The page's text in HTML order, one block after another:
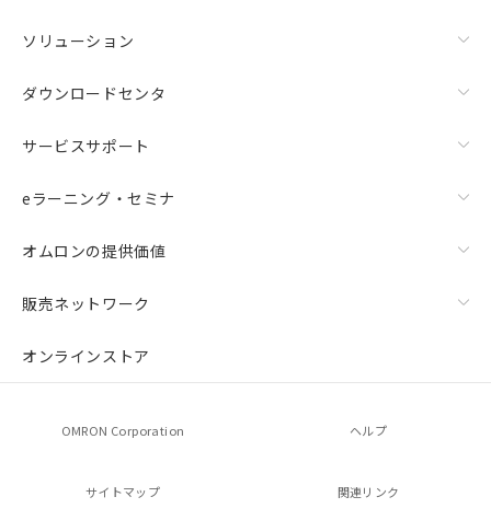
ソリューション
ダウンロードセンタ
サービスサポート
eラーニング・セミナ
オムロンの提供価値
販売ネットワーク
オンラインストア
OMRON Corporation ヘルプ
サイトマップ 関連リンク